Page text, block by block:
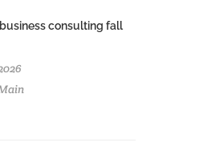
business consulting fall